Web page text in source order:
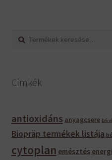
Keresés
Keresés
Címkék
antioxidáns anyagcsere b6
Biopräp termékek listája
cytoplan emésztés